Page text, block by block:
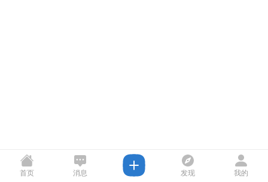
首页 消息 发现 我的